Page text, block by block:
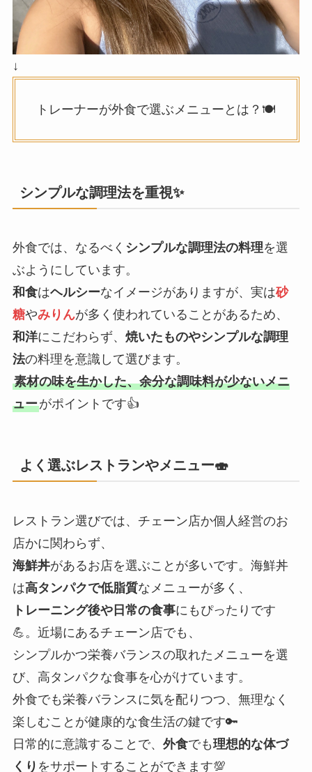
↓
トレーナーが外食で選ぶメニューとは？🍽️
シンプルな調理法を重視✨
外食では、なるべく シンプルな調理法の料理を選
ぶようにしています。
和食はヘルシーなイメージがありますが、実は砂
糖やみりんが多く使われていることがあるため、
和洋にこだわらず、 焼いたものやシンプルな調理
法の料理を意識して選びます。
素材の味を生かした、余分な調味料が少ないメニ
ューがポイントです👍
よく選ぶレストランやメニュー🍣
レストラン選びでは、チェーン店か個人経営のお
店かに関わらず、
海鮮丼があるお店を選ぶことが多いです。海鮮丼
は高タンパクで低脂質なメニューが多く、
トレーニング後や日常の食事にもぴったりです
💪。近場にあるチェーン店でも、
シンプルかつ栄養バランスの取れたメニューを選
び、高タンパクな食事を心がけています。
外食でも栄養バランスに気を配りつつ、無理なく
楽しむことが健康的な食生活の鍵です🔑
日常的に意識することで、 外食でも理想的な体づ
くり をサポートすることができます💯